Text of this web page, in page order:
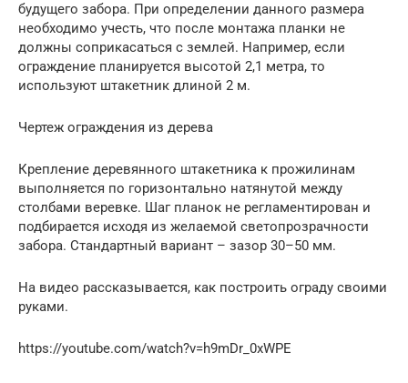
будущего забора. При определении данного размера
необходимо учесть, что после монтажа планки не
должны соприкасаться с землей. Например, если
ограждение планируется высотой 2,1 метра, то
используют штакетник длиной 2 м.
Чертеж ограждения из дерева
Крепление деревянного штакетника к прожилинам
выполняется по горизонтально натянутой между
столбами веревке. Шаг планок не регламентирован и
подбирается исходя из желаемой светопрозрачности
забора. Стандартный вариант – зазор 30–50 мм.
На видео рассказывается, как построить ограду своими
руками.
https://youtube.com/watch?v=h9mDr_0xWPE